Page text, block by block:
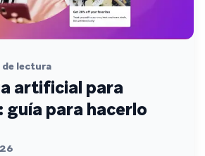
de lectura
artificial para
para hacerlo